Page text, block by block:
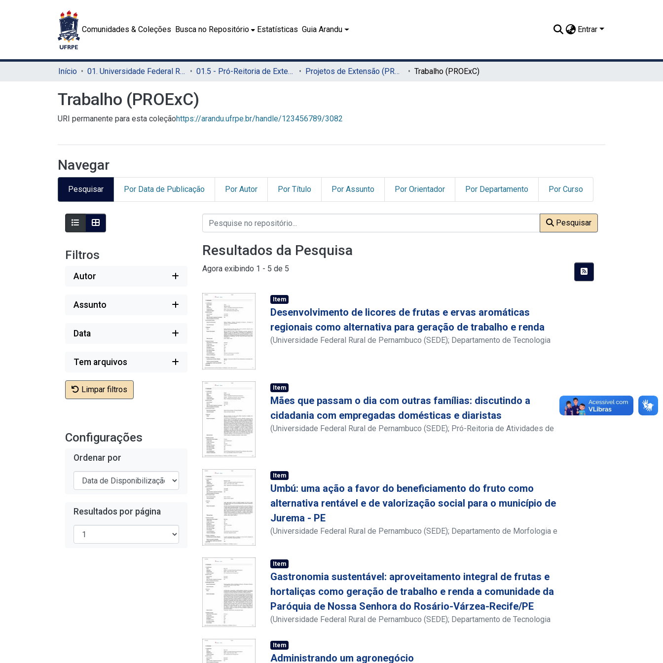
Comunidades & Coleções Busca no Repositório Estatísticas Guia Arandu Entrar
Início 01. Universidade Federal Rural de Pernambuco - UFRPE (Sede) 01.5 - Pró-Reitoria de Extensão, Cultura e Cidadania (PROExC) Projetos de Extensão (PROExC) Trabalho (PROExC)
Trabalho (PROExC)
URI permanente para esta coleçãohttps://arandu.ufrpe.br/handle/123456789/3082
Navegar
Pesquisar Por Data de Publicação Por Autor Por Título Por Assunto Por Orientador Por Departamento Por Curso
Filtros
Autor
Assunto
Data
Tem arquivos
Limpar filtros
Configurações
Ordenar por
Resultados por página
Pesquisar
Resultados da Pesquisa
Agora exibindo 1 - 5 de 5
Item
Desenvolvimento de licores de frutas e ervas aromáticas
regionais como alternativa para geração de trabalho e renda
(Universidade Federal Rural de Pernambuco (SEDE); Departamento de Tecnologia
Item
Mães que passam o dia com outras famílias: discutindo a
cidadania com empregadas domésticas e diaristas
(Universidade Federal Rural de Pernambuco (SEDE); Pró-Reitoria de Atividades de
Item
Umbú: uma ação a favor do beneficiamento do fruto como
alternativa rentável e de valorização social para o município de
Jurema - PE
(Universidade Federal Rural de Pernambuco (SEDE); Departamento de Morfologia e
Item
Gastronomia sustentável: aproveitamento integral de frutas e
hortaliças como geração de trabalho e renda a comunidade da
Paróquia de Nossa Senhora do Rosário-Várzea-Recife/PE
(Universidade Federal Rural de Pernambuco (SEDE); Departamento de Tecnologia
Item
Administrando um agronegócio